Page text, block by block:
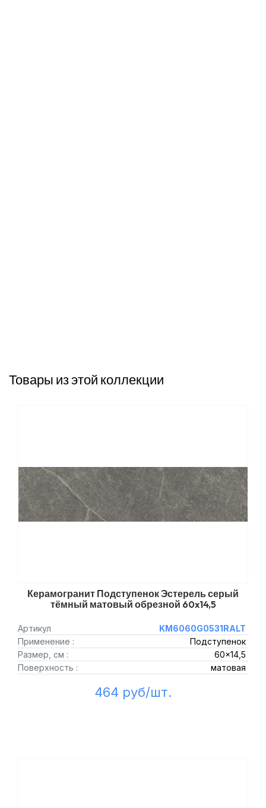
Товары из этой коллекции
Керамогранит Подступенок Эстерель серый
тёмный матовый обрезной 60x14,5
Артикул
KM6060G0531RALT
Применение :
Подступенок
Размер, см :
60x14,5
Поверхность :
матовая
464 руб/шт.